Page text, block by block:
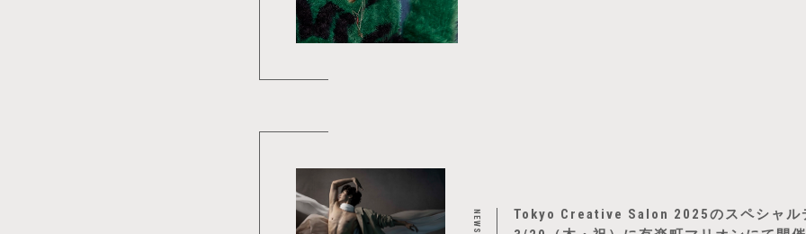
NEWS
Tokyo Creative Salon 2025のスペシャル